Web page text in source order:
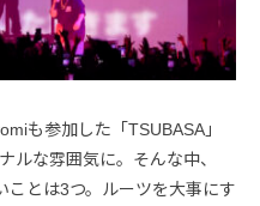
も参加した「TSUBASA」
ルな雰囲気に。そんな中、
ことは3つ。ルーツを大事にす